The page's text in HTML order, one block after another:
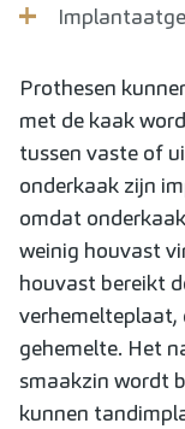
Prothesen
met de kaak
tussen vaste of
onderkaak zijn
omdat
weinig houvast
houvast bereikt
verhemelteplaat,
gehemelte. Het
smaakzin wordt
kunnen